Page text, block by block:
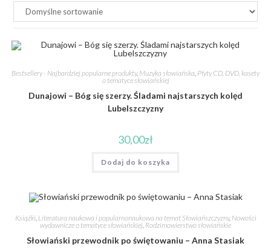
Bestsellery - Najbardziej popularne produkty, Muzyka słowiańska, Płyty CD, DVD, kasety
o tematyce słowiańskiej
Dunajowi – Bóg się szerzy. Śladami najstarszych kolęd
Lubelszczyzny
30,00zł
Dodaj do koszyka
Książki, Literatura naukowa i popularnonaukowa na temat Słowiańszczyzny, Nowości
wydawnicze o tematyce słowiańskiej Rodzimowierstwo słowiańskie
Słowiański przewodnik po świętowaniu – Anna Stasiak